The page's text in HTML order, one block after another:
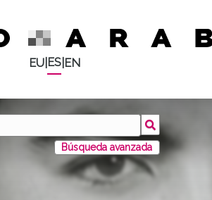
EU| ES| EN
Búsqueda avanzada